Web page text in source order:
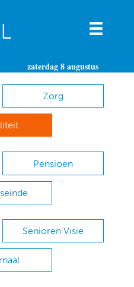
zaterdag 8 augustus
Zorg
Pensioen
Senioren Visie